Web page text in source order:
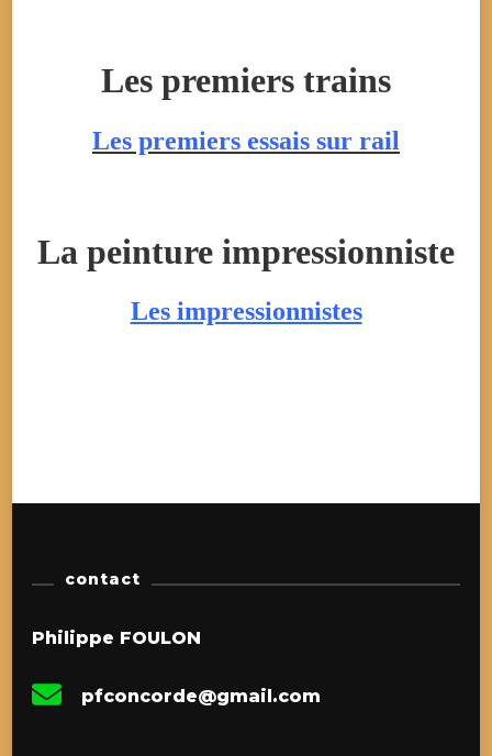
Les premiers trains
Les premiers essais sur rail
La peinture impressionniste
Les impressionnistes
contact
Philippe FOULON
pfconcorde@gmail.com